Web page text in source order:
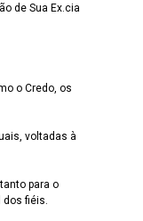
de Sua Ex.cia
o Credo, os
voltadas à
para o
dos fiéis.